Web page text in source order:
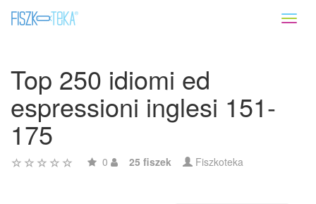
Top 250 idiomi ed
espressioni inglesi 151-
175
0 25 fiszek Fiszkoteka